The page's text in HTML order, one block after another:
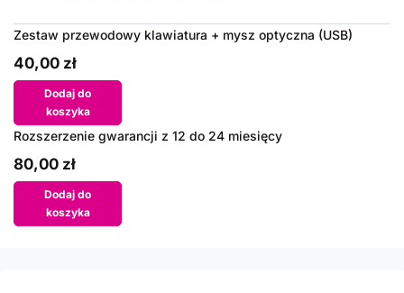
Zestaw przewodowy klawiatura + mysz optyczna (USB)
40,00 zł
Dodaj do
koszyka
Rozszerzenie gwarancji z 12 do 24 miesięcy
80,00 zł
Dodaj do
koszyka